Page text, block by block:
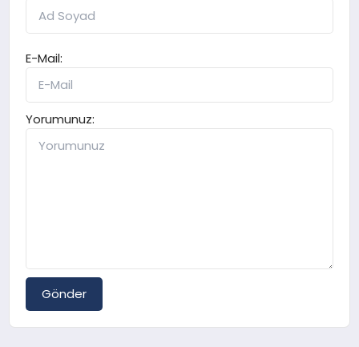
E-Mail:
Yorumunuz:
Gönder